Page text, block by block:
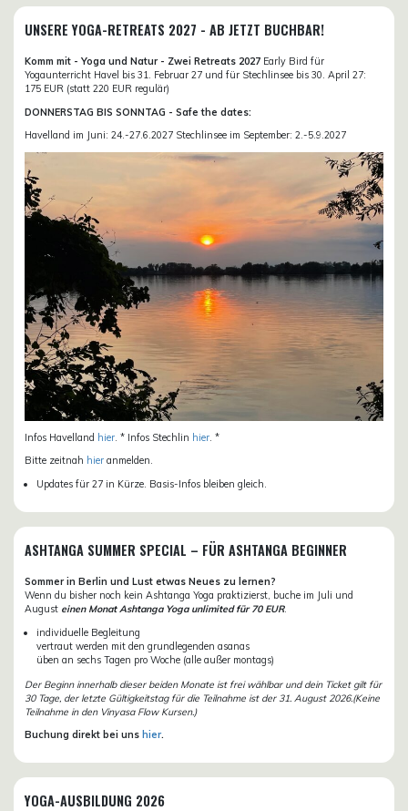
UNSERE YOGA-RETREATS 2027 - AB JETZT BUCHBAR!
Komm mit - Yoga und Natur - Zwei Retreats 2027 Early Bird für
Yogaunterricht Havel bis 31. Februar 27 und für Stechlinsee bis 30. April 27:
175 EUR (statt 220 EUR regulär)
DONNERSTAG BIS SONNTAG - Safe the dates:
Havelland im Juni: 24.-27.6.2027 Stechlinsee im September: 2.-5.9.2027
Infos Havelland hier . * Infos Stechlin hier . *
Bitte zeitnah hier anmelden.
Updates für 27 in Kürze. Basis-Infos bleiben gleich.
ASHTANGA SUMMER SPECIAL – FÜR ASHTANGA BEGINNER
Sommer in Berlin und Lust etwas Neues zu lernen?
Wenn du bisher noch kein Ashtanga Yoga praktizierst, buche im Juli und
August einen Monat Ashtanga Yoga unlimited für 70 EUR.
individuelle Begleitung
vertraut werden mit den grundlegenden asanas
üben an sechs Tagen pro Woche (alle außer montags)
Der Beginn innerhalb dieser beiden Monate ist frei wählbar und dein Ticket gilt für
30 Tage, der letzte Gültigkeitstag für die Teilnahme ist der 31. August 2026.(Keine
Teilnahme in den Vinyasa Flow Kursen.)
Buchung direkt bei uns hier.
YOGA-AUSBILDUNG 2026